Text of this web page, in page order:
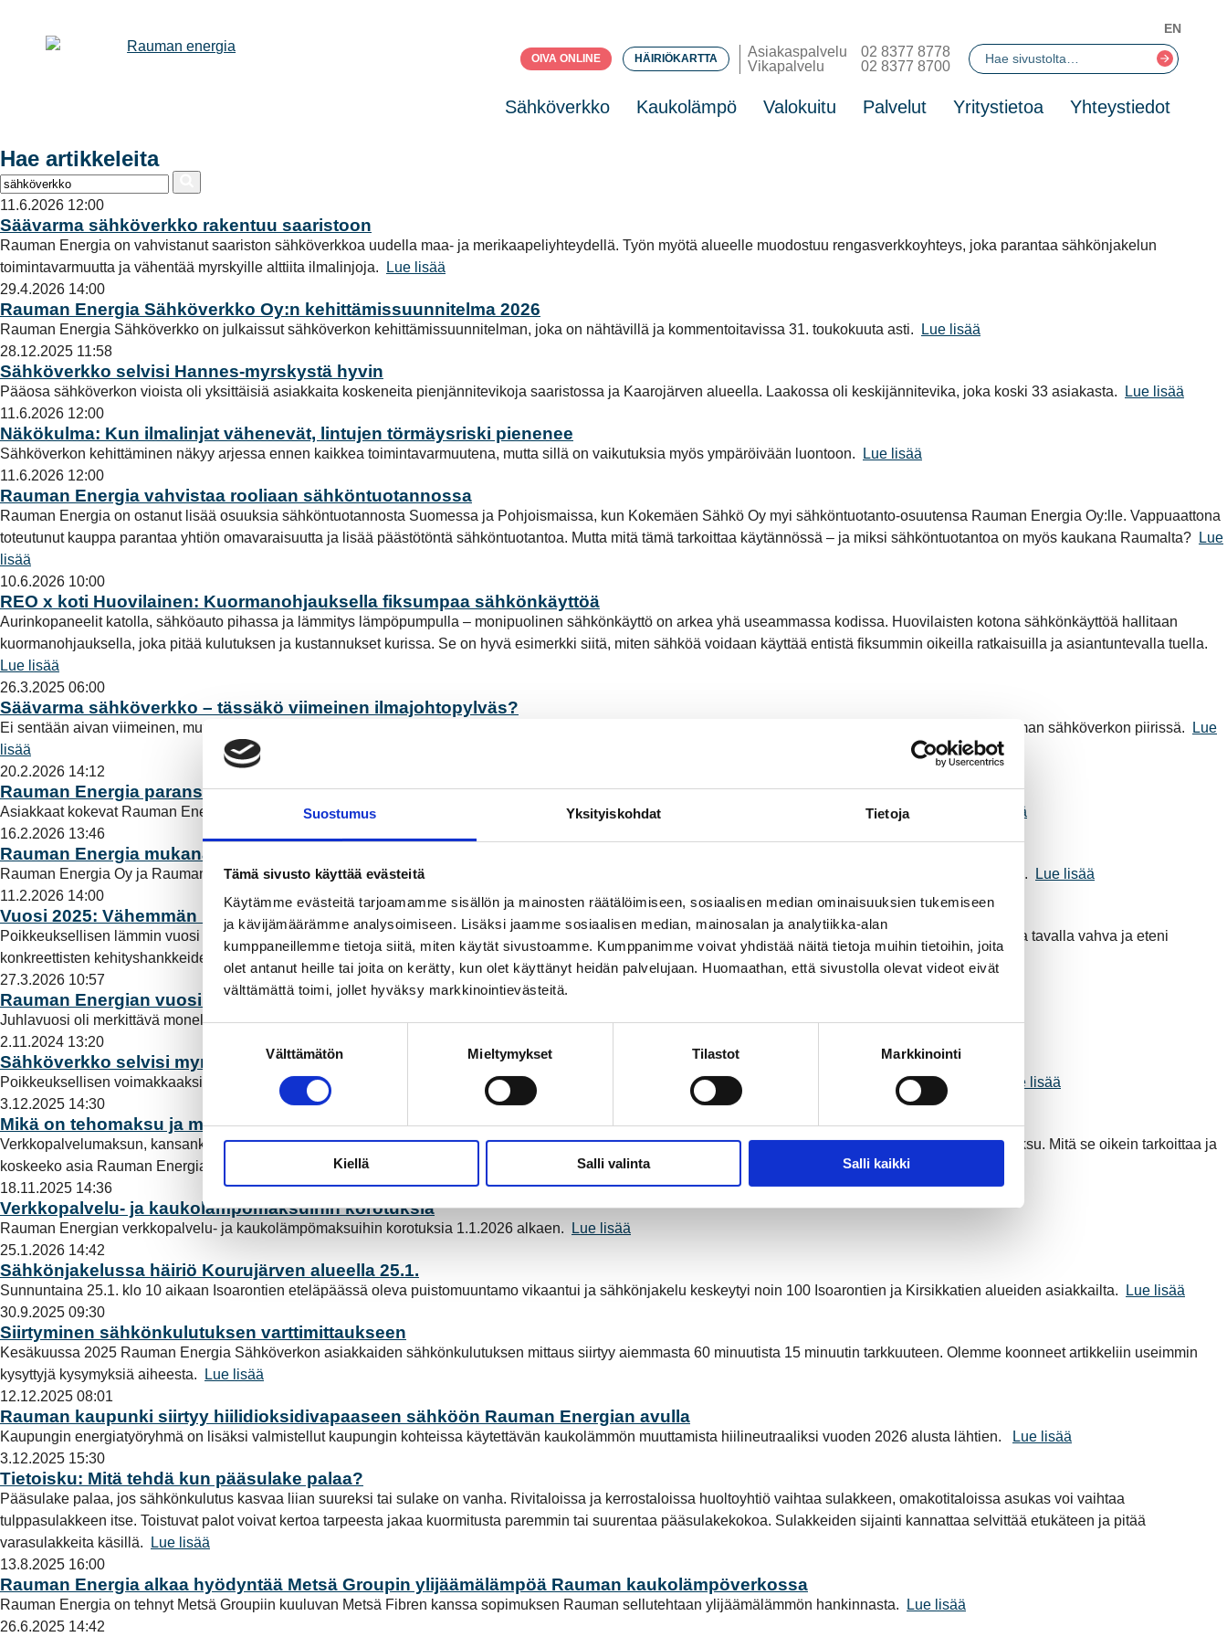
Suostumus Yksityiskohdat Tietoja
Tämä sivusto käyttää evästeitä
Käytämme evästeitä tarjoamamme sisällön ja mainosten räätälöimiseen, sosiaalisen median ominaisuuksien tukemiseen
ja kävijämäärämme analysoimiseen. Lisäksi jaamme sosiaalisen median, mainosalan ja analytiikka-alan
kumppaneillemme tietoja siitä, miten käytät sivustoamme. Kumppanimme voivat yhdistää näitä tietoja muihin tietoihin, joita
olet antanut heille tai joita on kerätty, kun olet käyttänyt heidän palvelujaan. Huomaathan, että sivustolla olevat videot eivät
välttämättä toimi, jollet hyväksy markkinointievästeitä.
t
u
m
k
s
n
v
l
i
n
a
Välttämätön Mieltymykset Tilastot Markkinointi
Kiellä Salli valinta Salli kaikki
OIVA ONLINE HÄIRIÖKARTTA Asiakaspalvelu
02 8377 8778
Vikapalvelu
02 8377 8700
Sähköverkko Kaukolämpö Valokuitu Palvelut Yritystietoa Yhteystiedot
EN
Hae artikkeleita
11.6.2026 12:00
Säävarma sähköverkko rakentuu saaristoon
Rauman Energia on vahvistanut saariston sähköverkkoa uudella maa- ja merikaapeliyhteydellä. Työn myötä alueelle muodostuu rengasverkkoyhteys, joka parantaa sähkönjakelun
toimintavarmuutta ja vähentää myrskyille alttiita ilmalinjoja.
Lue lisää
29.4.2026 14:00
Rauman Energia Sähköverkko Oy:n kehittämissuunnitelma 2026
Rauman Energia Sähköverkko on julkaissut sähköverkon kehittämissuunnitelman, joka on nähtävillä ja kommentoitavissa 31. toukokuuta asti.
Lue lisää
28.12.2025 11:58
Sähköverkko selvisi Hannes-myrskystä hyvin
Pääosa sähköverkon vioista oli yksittäisiä asiakkaita koskeneita pienjännitevikoja saaristossa ja Kaarojärven alueella. Laakossa oli keskijännitevika, joka koski 33 asiakasta.
Lue lisää
11.6.2026 12:00
Näkökulma: Kun ilmalinjat vähenevät, lintujen törmäysriski pienenee
Sähköverkon kehittäminen näkyy arjessa ennen kaikkea toimintavarmuutena, mutta sillä on vaikutuksia myös ympäröivään luontoon.
Lue lisää
11.6.2026 12:00
Rauman Energia vahvistaa rooliaan sähköntuotannossa
Rauman Energia on ostanut lisää osuuksia sähköntuotannosta Suomessa ja Pohjoismaissa, kun Kokemäen Sähkö Oy myi sähköntuotanto-osuutensa Rauman Energia Oy:lle. Vappuaattona
toteutunut kauppa parantaa yhtiön omavaraisuutta ja lisää päästötöntä sähköntuotantoa. Mutta mitä tämä tarkoittaa käytännössä – ja miksi sähköntuotantoa on myös kaukana Raumalta?
Lue
lisää
10.6.2026 10:00
REO x koti Huovilainen: Kuormanohjauksella fiksumpaa sähkönkäyttöä
Aurinkopaneelit katolla, sähköauto pihassa ja lämmitys lämpöpumpulla – monipuolinen sähkönkäyttö on arkea yhä useammassa kodissa. Huovilaisten kotona sähkönkäyttöä hallitaan
kuormanohjauksella, joka pitää kulutuksen ja kustannukset kurissa. Se on hyvä esimerkki siitä, miten sähköä voidaan käyttää entistä fiksummin oikeilla ratkaisuilla ja asiantuntevalla tuella.
Lue lisää
26.3.2025 06:00
Säävarma sähköverkko – tässäkö viimeinen ilmajohtopylväs?
Ei sentään aivan viimeinen, mutta ei niitä ilmajohtoja enää juurikaan Raumalla näe. Peräti 98 prosenttia Rauman Energia Sähköverkon asiakkaista on säävarman sähköverkon piirissä.
Lue
lisää
20.2.2026 14:12
Rauman Energia paransi tuloksiaan Bondatan asiakastutkimuksessa – kaukolämpö nousi toimialavertailun kärkeen
Asiakkaat kokevat Rauman Energian palvelun toimivan arjessa entistä sujuvammin viime vuonna – ja tämä näkyy myös tuoreissa tutkimustuloksissa.
Lue lisää
16.2.2026 13:46
Rauman Energia mukana energiatehokkuuden maajoukkueessa
Rauman Energia Oy ja Rauman Energia Sähköverkko Oy ovat liittyneet 1.1.2026 alkaen valtakunnalliseen energiatehokkuussopimukseen vuosille 2026–2035.
Lue lisää
11.2.2026 14:00
Vuosi 2025: Vähemmän kulutusta – enemmän kehitystä
Poikkeuksellisen lämmin vuosi 2025 näkyi koko Rauman Energia -konsernin toiminnassa ja vähensi erityisesti lämmitysenergian tarvetta. Silti vuosi oli monella tavalla vahva ja eteni
konkreettisten kehityshankkeiden myötä.
27.3.2026 10:57
Rauman Energian vuosikertomus 2025 on julkaistu – arki toimii ja suunta on selkeä
Juhlavuosi oli merkittävä monella tapaa, ja se muistutti, että energia on Raumalla enemmän kuin pelkkää sähköä ja lämpöä. Lue lisää
2.11.2024 13:20
Sähköverkko selvisi myrskystä pääosin lyhyillä katkoilla
Poikkeuksellisen voimakkaaksi yltynyt myrsky riepotteli länsirannikkoa, mutta Rauman Energia Sähköverkko selvisi myrskystä olosuhteisiin nähden hyvin.
Lue lisää
3.12.2025 14:30
Mikä on tehomaksu ja miksi sellaista tarvitaan?
Verkkopalvelumaksun, kansankielellä siirtomaksun, tuttuja osia ovat perusmaksu ja energiamaksu. Viime aikoina uutisissa on vilissyt myös uusi termi: tehomaksu. Mitä se oikein tarkoittaa ja
koskeeko asia Rauman Energia Sähköverkon asiakkaita?
18.11.2025 14:36
Verkkopalvelu- ja kaukolämpömaksuihin korotuksia
Rauman Energian verkkopalvelu- ja kaukolämpömaksuihin korotuksia 1.1.2026 alkaen.
Lue lisää
25.1.2026 14:42
Sähkönjakelussa häiriö Kourujärven alueella 25.1.
Sunnuntaina 25.1. klo 10 aikaan Isoarontien eteläpäässä oleva puistomuuntamo vikaantui ja sähkönjakelu keskeytyi noin 100 Isoarontien ja Kirsikkatien alueiden asiakkailta.
Lue lisää
30.9.2025 09:30
Siirtyminen sähkönkulutuksen varttimittaukseen
Kesäkuussa 2025 Rauman Energia Sähköverkon asiakkaiden sähkönkulutuksen mittaus siirtyy aiemmasta 60 minuutista 15 minuutin tarkkuuteen. Olemme koonneet artikkeliin useimmin
kysyttyjä kysymyksiä aiheesta.
Lue lisää
12.12.2025 08:01
Rauman kaupunki siirtyy hiilidioksidivapaaseen sähköön Rauman Energian avulla
Kaupungin energiatyöryhmä on lisäksi valmistellut kaupungin kohteissa käytettävän kaukolämmön muuttamista hiilineutraaliksi vuoden 2026 alusta lähtien.
Lue lisää
3.12.2025 15:30
Tietoisku: Mitä tehdä kun pääsulake palaa?
Pääsulake palaa, jos sähkönkulutus kasvaa liian suureksi tai sulake on vanha. Rivitaloissa ja kerrostaloissa huoltoyhtiö vaihtaa sulakkeen, omakotitaloissa asukas voi vaihtaa
tulppasulakkeen itse. Toistuvat palot voivat kertoa tarpeesta jakaa kuormitusta paremmin tai suurentaa pääsulakekokoa. Sulakkeiden sijainti kannattaa selvittää etukäteen ja pitää
varasulakkeita käsillä.
Lue lisää
13.8.2025 16:00
Rauman Energia alkaa hyödyntää Metsä Groupin ylijäämälämpöä Rauman kaukolämpöverkossa
Rauman Energia on tehnyt Metsä Groupiin kuuluvan Metsä Fibren kanssa sopimuksen Rauman sellutehtaan ylijäämälämmön hankinnasta.
Lue lisää
26.6.2025 14:42